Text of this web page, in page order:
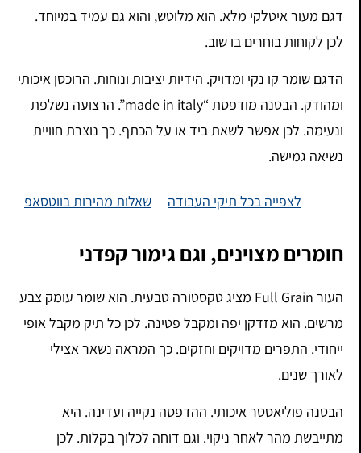
דגם מעור איטלקי מלא. הוא מלוטש, והוא גם עמיד במיוחד.
לכן לקוחות בוחרים בו שוב.
הדגם שומר קו נקי ומדויק. הידיות יציבות ונוחות. הרוכסן איכותי
ומהודק. הבטנה מודפסת “made in italy”. הרצועה נשלפת
ונעימה. לכן אפשר לשאת ביד או על הכתף. כך נוצרת חוויית
נשיאה גמישה.
לצפייה בכל תיקי העבודה שאלות מהירות בווטסאפ
חומרים מצוינים, וגם גימור קפדני
העור Full Grain מציג טקסטורה טבעית. הוא שומר עומק צבע
מרשים. הוא מזדקן יפה ומקבל פטינה. לכן כל תיק מקבל אופי
ייחודי. התפרים מדויקים וחזקים. כך המראה נשאר אצילי
לאורך שנים.
הבטנה פוליאסטר איכותי. ההדפסה נקייה ועדינה. היא
מתייבשת מהר לאחר ניקוי. וגם דוחה לכלוך בקלות. לכן